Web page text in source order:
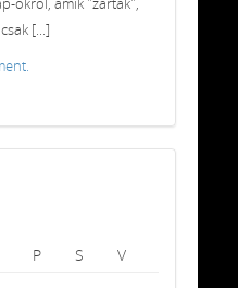
[...]
P S
V